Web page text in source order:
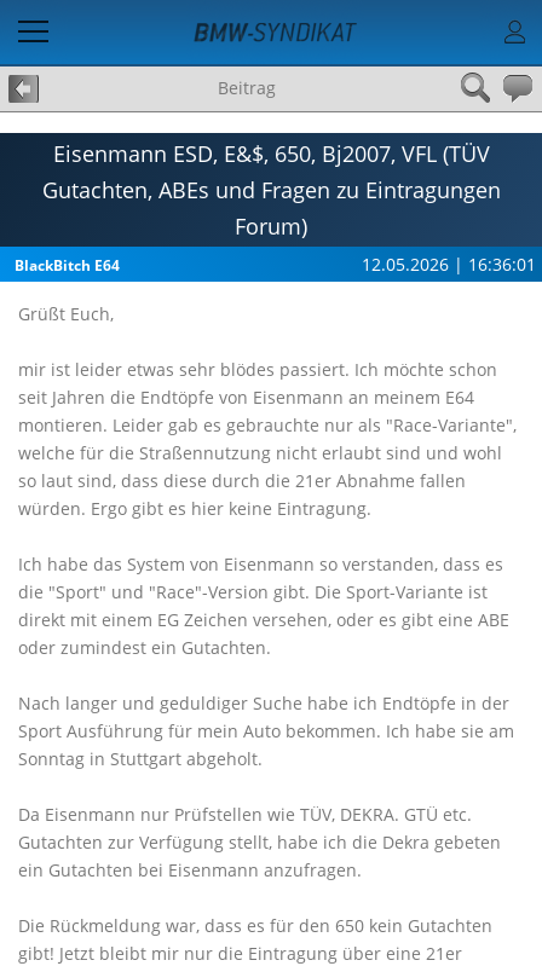
Beitrag
Eisenmann ESD, E&$, 650, Bj2007, VFL (TÜV
Gutachten, ABEs und Fragen zu Eintragungen
Forum)
BlackBitch E64 12.05.2026 | 16:36:01
Grüßt Euch,
mir ist leider etwas sehr blödes passiert. Ich möchte schon
seit Jahren die Endtöpfe von Eisenmann an meinem E64
montieren. Leider gab es gebrauchte nur als "Race-Variante",
welche für die Straßennutzung nicht erlaubt sind und wohl
so laut sind, dass diese durch die 21er Abnahme fallen
würden. Ergo gibt es hier keine Eintragung.
Ich habe das System von Eisenmann so verstanden, dass es
die "Sport" und "Race"-Version gibt. Die Sport-Variante ist
direkt mit einem EG Zeichen versehen, oder es gibt eine ABE
oder zumindest ein Gutachten.
Nach langer und geduldiger Suche habe ich Endtöpfe in der
Sport Ausführung für mein Auto bekommen. Ich habe sie am
Sonntag in Stuttgart abgeholt.
Da Eisenmann nur Prüfstellen wie TÜV, DEKRA. GTÜ etc.
Gutachten zur Verfügung stellt, habe ich die Dekra gebeten
ein Gutachten bei Eisenmann anzufragen.
Die Rückmeldung war, dass es für den 650 kein Gutachten
gibt! Jetzt bleibt mir nur die Eintragung über eine 21er